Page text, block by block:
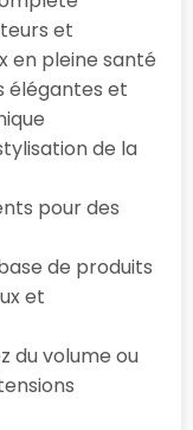
et
en pleine santé
élégantes et
de la
pour des
de produits
et
du volume ou